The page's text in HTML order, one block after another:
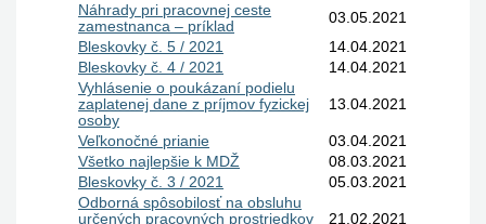
Náhrady pri pracovnej ceste
zamestnanca – príklad
03.05.2021
Bleskovky č. 5 / 2021
14.04.2021
Bleskovky č. 4 / 2021
14.04.2021
Vyhlásenie o poukázaní podielu
zaplatenej dane z príjmov fyzickej
osoby
13.04.2021
Veľkonočné prianie
03.04.2021
Všetko najlepšie k MDŽ
08.03.2021
Bleskovky č. 3 / 2021
05.03.2021
Odborná spôsobilosť na obsluhu
určených pracovných prostriedkov
21.02.2021